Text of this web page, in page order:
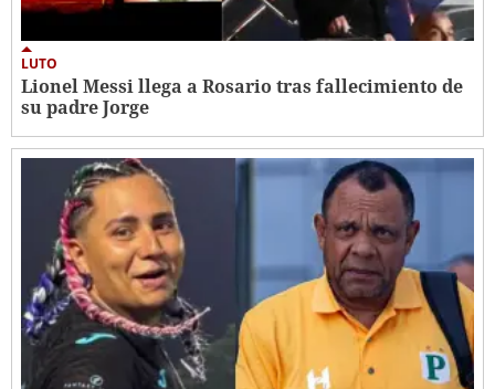
LUTO
Lionel Messi llega a Rosario tras fallecimiento de
su padre Jorge